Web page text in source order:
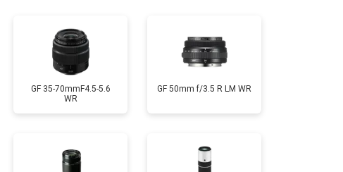
от 2600 ₽ Заказать
GF 35-70mmF4.5-5.6
WR
GF 50mm f/3.5 R LM WR